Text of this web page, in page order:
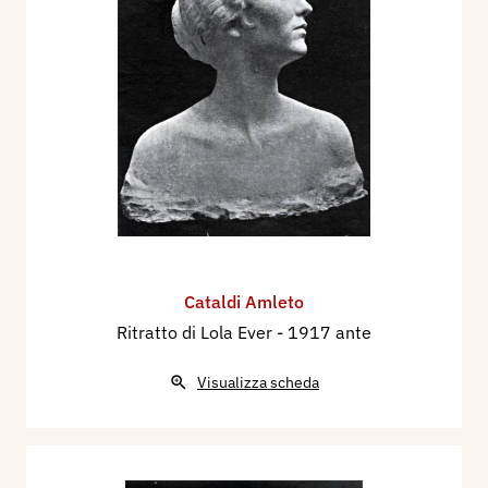
Bibliografia
1906 - Mostra Nazionale di Belle Arti, catalogo
illustrato, Milano, Parco, aprile-novembre, p. 49.
1908 - LXXVIII Esposizione Internazionale di
Belle Arti, catalogo mostra, Società Amatori e
Cultori di Belle Arti in Roma, p. 18.
1909 - VIII Esposizione Internazionale d'Arte
della Città di Venezia, catalogo mostra, p. 66.
Arti della Società Amatori e Cultori di Belle Arti in
Roma, catalogo, Roma, p. 41.
Roma,Natura ed Arte, n. 16, 20 luglio, Milano,
Cataldi Amleto
Ritratto di Lola Ever - 1917 ante
Visualizza scheda